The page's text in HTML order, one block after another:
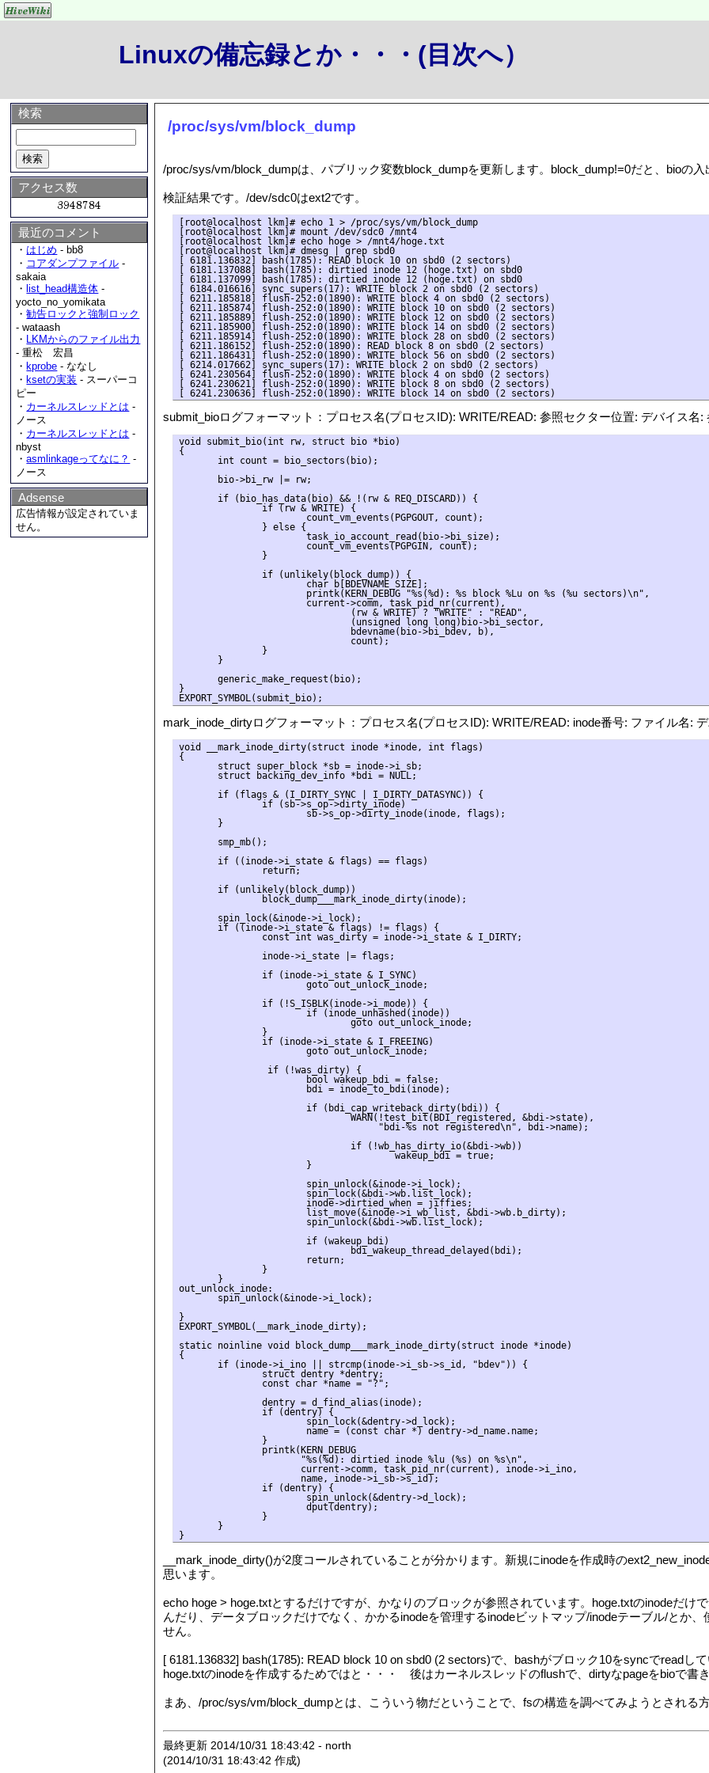
Linuxの備忘録とか・・・(目次へ）
/proc/sys/vm/block_dump
/proc/sys/vm/block_dumpは、パブリック変数block_dumpを更新します。block_dump!=0だと、bioの
検証結果です。/dev/sdc0はext2です。
[root@localhost lkm]# echo 1 > /proc/sys/vm/block_dump
[root@localhost lkm]# mount /dev/sdc0 /mnt4
[root@localhost lkm]# echo hoge > /mnt4/hoge.txt
[root@localhost lkm]# dmesg | grep sbd0
[ 6181.136832] bash(1785): READ block 10 on sbd0 (2 sectors)
[ 6181.137088] bash(1785): dirtied inode 12 (hoge.txt) on sbd0
[ 6181.137099] bash(1785): dirtied inode 12 (hoge.txt) on sbd0
[ 6184.016616] sync_supers(17): WRITE block 2 on sbd0 (2 sectors)
[ 6211.185818] flush-252:0(1890): WRITE block 4 on sbd0 (2 sectors)
[ 6211.185874] flush-252:0(1890): WRITE block 10 on sbd0 (2 sectors)
[ 6211.185889] flush-252:0(1890): WRITE block 12 on sbd0 (2 sectors)
[ 6211.185900] flush-252:0(1890): WRITE block 14 on sbd0 (2 sectors)
[ 6211.185914] flush-252:0(1890): WRITE block 28 on sbd0 (2 sectors)
[ 6211.186152] flush-252:0(1890): READ block 8 on sbd0 (2 sectors)
[ 6211.186431] flush-252:0(1890): WRITE block 56 on sbd0 (2 sectors)
[ 6214.017662] sync_supers(17): WRITE block 2 on sbd0 (2 sectors)
[ 6241.230564] flush-252:0(1890): WRITE block 4 on sbd0 (2 sectors)
[ 6241.230621] flush-252:0(1890): WRITE block 8 on sbd0 (2 sectors)
submit_bioログフォーマット：プロセス名(プロセスID): WRITE/READ: 参照セクター位置: デバイス名:
void submit_bio(int rw, struct bio *bio)
{
       int count = bio_sectors(bio);
       bio->bi_rw |= rw;
       if (bio_has_data(bio) && !(rw & REQ_DISCARD)) {
               if (rw & WRITE) {
                       count_vm_events(PGPGOUT, count);
               } else {
                       task_io_account_read(bio->bi_size);
                       count_vm_events(PGPGIN, count);
               }
               if (unlikely(block_dump)) {
                       char b[BDEVNAME_SIZE];
                       printk(KERN_DEBUG "%s(%d): %s block %Lu on %s (%u sectors)\n",
                       current->comm, task_pid_nr(current),
                               (rw & WRITE) ? "WRITE" : "READ",
                               (unsigned long long)bio->bi_sector,
                               bdevname(bio->bi_bdev, b),
                               count);
               }
       }
       generic_make_request(bio);
}
mark_inode_dirtyログフォーマット：プロセス名(プロセスID): WRITE/READ: inode番号: ファイル名:
void __mark_inode_dirty(struct inode *inode, int flags)
{
       struct super_block *sb = inode->i_sb;
       struct backing_dev_info *bdi = NULL;
       if (flags & (I_DIRTY_SYNC | I_DIRTY_DATASYNC)) {
               if (sb->s_op->dirty_inode)
                       sb->s_op->dirty_inode(inode, flags);
       }
       smp_mb();
       if ((inode->i_state & flags) == flags)
               return;
       if (unlikely(block_dump))
               block_dump___mark_inode_dirty(inode);
       spin_lock(&inode->i_lock);
       if ((inode->i_state & flags) != flags) {
               const int was_dirty = inode->i_state & I_DIRTY;
               inode->i_state |= flags;
               if (inode->i_state & I_SYNC)
                       goto out_unlock_inode;
               if (!S_ISBLK(inode->i_mode)) {
                       if (inode_unhashed(inode))
                               goto out_unlock_inode;
               }
               if (inode->i_state & I_FREEING)
                       goto out_unlock_inode;
                if (!was_dirty) {
                       bool wakeup_bdi = false;
                       bdi = inode_to_bdi(inode);
                       if (bdi_cap_writeback_dirty(bdi)) {
                               WARN(!test_bit(BDI_registered, &bdi->state),
                                    "bdi-%s not registered\n", bdi->name);
                               if (!wb_has_dirty_io(&bdi->wb))
                                       wakeup_bdi = true;
                       }
                       spin_unlock(&inode->i_lock);
                       spin_lock(&bdi->wb.list_lock);
                       inode->dirtied_when = jiffies;
                       list_move(&inode->i_wb_list, &bdi->wb.b_dirty);
                       spin_unlock(&bdi->wb.list_lock);
                       if (wakeup_bdi)
                               bdi_wakeup_thread_delayed(bdi);
                       return;
               }
       }
out_unlock_inode:
       spin_unlock(&inode->i_lock);
}
EXPORT_SYMBOL(__mark_inode_dirty);
static noinline void block_dump___mark_inode_dirty(struct inode *inode)
{
       if (inode->i_ino || strcmp(inode->i_sb->s_id, "bdev")) {
               struct dentry *dentry;
               const char *name = "?";
               dentry = d_find_alias(inode);
               if (dentry) {
                       spin_lock(&dentry->d_lock);
                       name = (const char *) dentry->d_name.name;
               }
               printk(KERN_DEBUG
                      "%s(%d): dirtied inode %lu (%s) on %s\n",
                      current->comm, task_pid_nr(current), inode->i_ino,
                      name, inode->i_sb->s_id);
               if (dentry) {
                       spin_unlock(&dentry->d_lock);
                       dput(dentry);
               }
       }
__mark_inode_dirty()が2度コールされていることが分かります。新規にinodeを作成時の
思います。
echo hoge > hoge.txtとするだけですが、かなりのブロックが参照されています。hoge.txtのinodeだけ
んだり、データブロックだけでなく、かかるinodeを管理するinodeビットマップ/inodeテーブル/とか
せん。
[ 6181.136832] bash(1785): READ block 10 on sbd0 (2 sectors)で、bashがブロック10をsyncでreadし
hoge.txtのinodeを作成するためではと・・・ 後はカーネルスレッドのflushで、dirtyなpageをbioで書き
まあ、/proc/sys/vm/block_dumpとは、こういう物だということで、fsの構造を調べてみようとされる
最終更新 2014/10/31 18:43:42 - north
(2014/10/31 18:43:42 作成)
検索
アクセス数
最近のコメント
・ はじめ - bb8
・ コアダンプファイル -
sakaia
・ list_head構造体 -
yocto_no_yomikata
・勧告ロックと強制ロック
- wataash
・ LKMからのファイル出力
- 重松 宏昌
・ kprobe - ななし
・ ksetの実装 - スーパーコ
ピー
・ カーネルスレッドとは -
ノース
・ カーネルスレッドとは -
nbyst
・asmlinkageってなに？ -
ノース
Adsense
広告情報が設定されていま
せん。